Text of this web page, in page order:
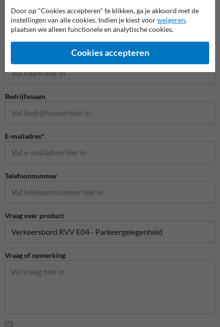
Stel je vraag aan Aanrijdbeveiliging.nl
Bedrijfsnaam
E-mailadres*
Telefoonnummer
Vraag over product
Vraag of opmerking
Door op "Cookies accepteren" te klikken, ga je akkoord met de
instellingen van alle cookies. Indien je kiest voorweigeren,
plaatsen we alleen functionele en analytische cookies.
Cookies accepteren